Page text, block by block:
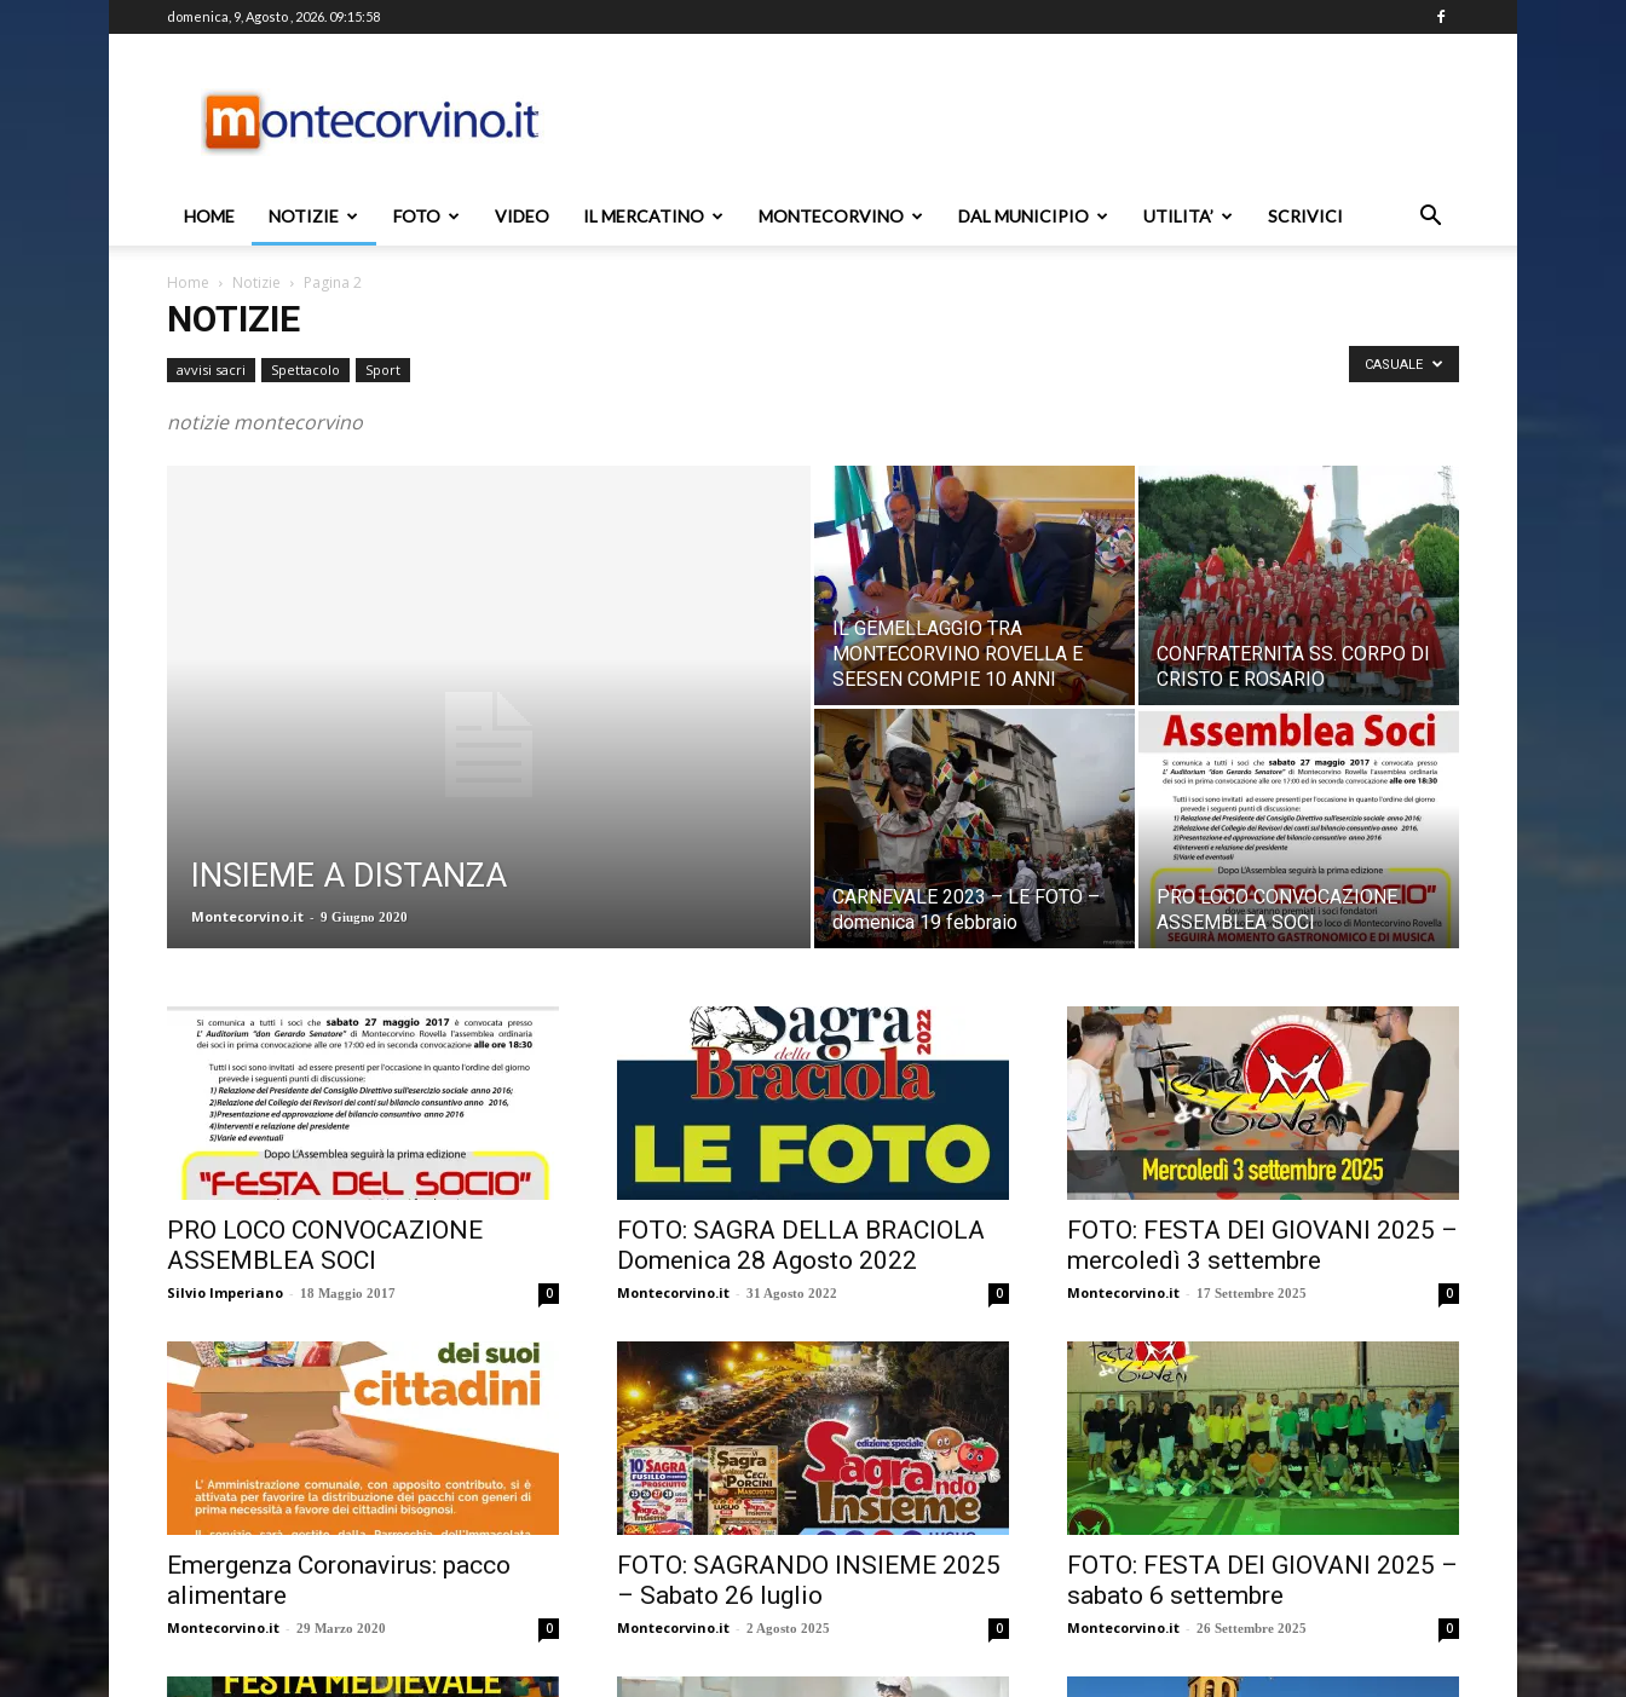
domenica, 9, Agosto , 2026. 09:15:58
HOME NOTIZIE FOTO VIDEO IL MERCATINO MONTECORVINO DAL MUNICIPIO UTILITA’ SCRIVICI
Home Notizie Pagina 2
NOTIZIE
avvisi sacri Spettacolo Sport
notizie montecorvino
CASUALE
INSIEME A DISTANZA
Montecorvino.it - 9 Giugno 2020
IL GEMELLAGGIO TRA
MONTECORVINO ROVELLA E
SEESEN COMPIE 10 ANNI
CONFRATERNITA SS. CORPO DI
CRISTO E ROSARIO
CARNEVALE 2023 – LE FOTO –
domenica 19 febbraio
PRO LOCO CONVOCAZIONE
ASSEMBLEA SOCI
PRO LOCO CONVOCAZIONE
ASSEMBLEA SOCI
Silvio Imperiano - 18 Maggio 2017 0
FOTO: SAGRA DELLA BRACIOLA
Domenica 28 Agosto 2022
Montecorvino.it - 31 Agosto 2022 0
FOTO: FESTA DEI GIOVANI 2025 –
mercoledì 3 settembre
Montecorvino.it - 17 Settembre 2025 0
Emergenza Coronavirus: pacco
alimentare
Montecorvino.it - 29 Marzo 2020 0
FOTO: SAGRANDO INSIEME 2025
– Sabato 26 luglio
Montecorvino.it - 2 Agosto 2025 0
FOTO: FESTA DEI GIOVANI 2025 –
sabato 6 settembre
Montecorvino.it - 26 Settembre 2025 0